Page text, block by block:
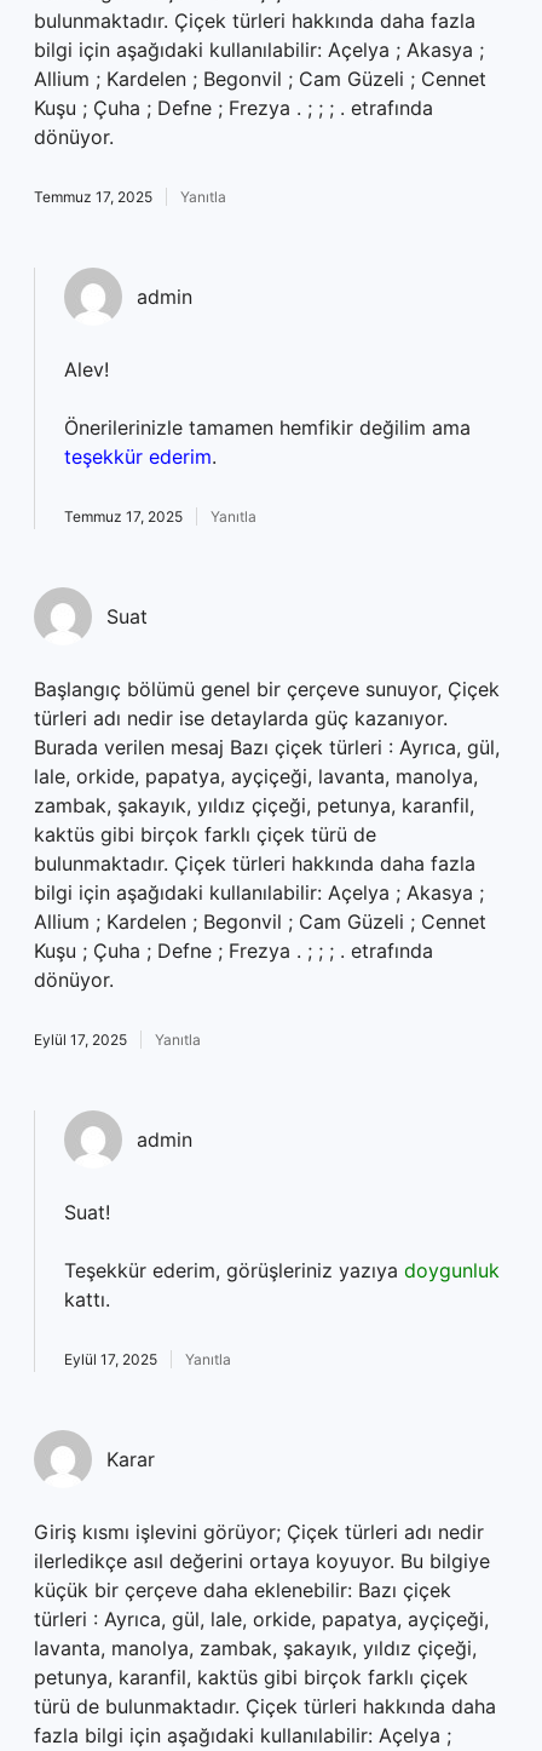
bulunmaktadır. Çiçek türleri hakkında daha fazla
bilgi için aşağıdaki kullanılabilir: Açelya ; Akasya ;
Allium ; Kardelen ; Begonvil ; Cam Güzeli ; Cennet
Kuşu ; Çuha ; Defne ; Frezya . ; ; ; . etrafında
dönüyor.
Temmuz 17, 2025 Yanıtla
admin
Alev!
Önerilerinizle tamamen hemfikir değilim ama
teşekkür ederim.
Temmuz 17, 2025 Yanıtla
Suat
Başlangıç bölümü genel bir çerçeve sunuyor, Çiçek
türleri adı nedir ise detaylarda güç kazanıyor.
Burada verilen mesaj Bazı çiçek türleri : Ayrıca, gül,
lale, orkide, papatya, ayçiçeği, lavanta, manolya,
zambak, şakayık, yıldız çiçeği, petunya, karanfil,
kaktüs gibi birçok farklı çiçek türü de
bulunmaktadır. Çiçek türleri hakkında daha fazla
bilgi için aşağıdaki kullanılabilir: Açelya ; Akasya ;
Allium ; Kardelen ; Begonvil ; Cam Güzeli ; Cennet
Kuşu ; Çuha ; Defne ; Frezya . ; ; ; . etrafında
dönüyor.
Eylül 17, 2025 Yanıtla
admin
Suat!
Teşekkür ederim, görüşleriniz yazıya doygunluk
kattı.
Eylül 17, 2025 Yanıtla
Karar
Giriş kısmı işlevini görüyor; Çiçek türleri adı nedir
ilerledikçe asıl değerini ortaya koyuyor. Bu bilgiye
küçük bir çerçeve daha eklenebilir: Bazı çiçek
türleri : Ayrıca, gül, lale, orkide, papatya, ayçiçeği,
lavanta, manolya, zambak, şakayık, yıldız çiçeği,
petunya, karanfil, kaktüs gibi birçok farklı çiçek
türü de bulunmaktadır. Çiçek türleri hakkında daha
fazla bilgi için aşağıdaki kullanılabilir: Açelya ;